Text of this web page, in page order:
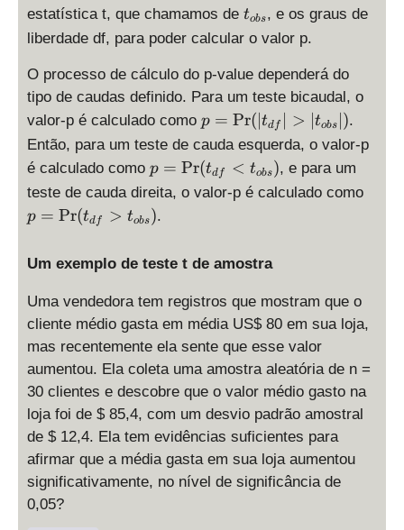
estatística t, que chamamos de t
_
o
b
}
tobs, e os graus de
liberdade df, para poder calcular o valor p.
O processo de cálculo do p-value dependerá do
tipo de caudas definido. Para um teste bicaudal, o
valor-p é calculado como p
=
\
P
r(
{
f
}|
|t
_
{
o
b
s
}|
p = Pr( ∣tdf > tobs ).
Então, para um teste de cauda esquerda, o valor-p
é calculado como p
=
\
P
t
{
d
f
}
<
_
{
o
b
p = Pr(tdf < tobs), e para um
teste de cauda direita, o valor-p é calculado como
{
f
}
p = Pr(tdf > tobs).
Um exemplo de teste t de amostra
Uma vendedora tem registros que mostram que o
cliente médio gasta em média US$ 80 em sua loja,
mas recentemente ela sente que esse valor
aumentou. Ela coleta uma amostra aleatória de n =
30 clientes e descobre que o valor médio gasto na
loja foi de $ 85,4, com um desvio padrão amostral
de $ 12,4. Ela tem evidências suficientes para
afirmar que a média gasta em sua loja aumentou
significativamente, no nível de significância de
0,05?